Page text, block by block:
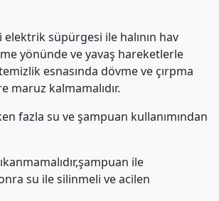
süpürgesi ile halının hav
yönünde ve yavaş hareketlerle
temizlik esnasında dövme ve çırpma
maruz kalmamalıdır.
fazla su ve şampuan kullanımından
ile
su ile silinmeli ve acilen